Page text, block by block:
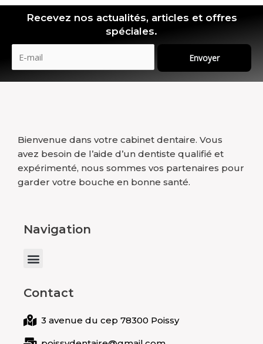
Recevez nos actualités, articles et offres
spéciales.
Envoyer
Bienvenue dans votre cabinet dentaire. Vous
avez besoin de l’aide d’un dentiste qualifié et
expérimenté, nous sommes vos partenaires pour
garder votre bouche en bonne santé.
Navigation
Menu
Contact
3 avenue du cep 78300 Poissy